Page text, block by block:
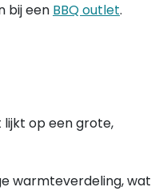
bij een BBQ outlet.
op een grote,
warmteverdeling, wat